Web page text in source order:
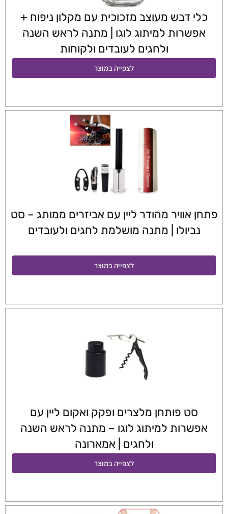
כלי דבש מעוצב מזכוכית עם מקלון ניפוח +
אפשרות למיתוג לוגו | מתנה לראש השנה
ולחגים לעובדים ולקוחות
לצפייה במוצר
פתחן אוויר מהודר ליין עם אביזרים ממותג – סט
נביולו | מתנה מושלמת לחגים ולעובדים
לצפייה במוצר
סט פותחן מלצרים ופקק ואקום ליין עם
אפשרות למיתוג לוגו – מתנה לראש השנה
ולחגים | אמארונה
לצפייה במוצר